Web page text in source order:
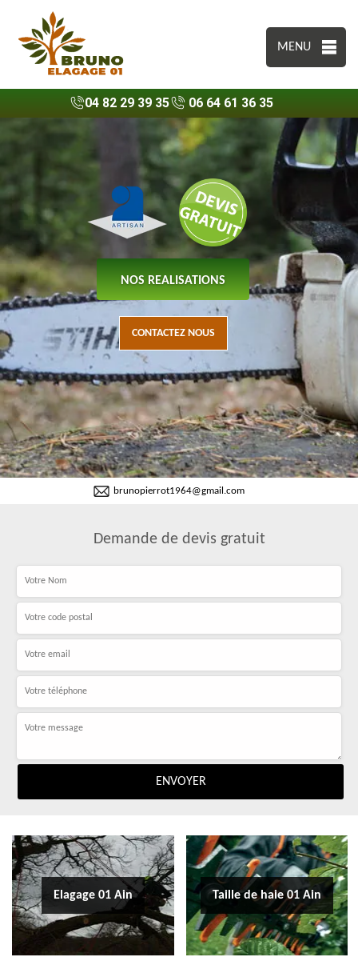
MENU
04 82 29 39 35 06 64 61 36 35
NOS REALISATIONS
CONTACTEZ NOUS
brunopierrot1964@gmail.com
Demande de devis gratuit
Elagage 01 Ain Taille de haie 01 Ain